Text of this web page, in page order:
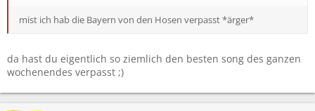
mist ich hab die Bayern von den Hosen verpasst *ärger*
da hast du eigentlich so ziemlich den besten song des ganzen
wochenendes verpasst ;)